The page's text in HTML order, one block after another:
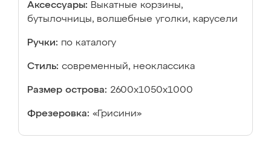
Аксессуары: Выкатные корзины,
бутылочницы, волшебные уголки, карусели
Ручки: по каталогу
Стиль: современный, неоклассика
Размер острова: 2600х1050х1000
Фрезеровка: «Грисини»